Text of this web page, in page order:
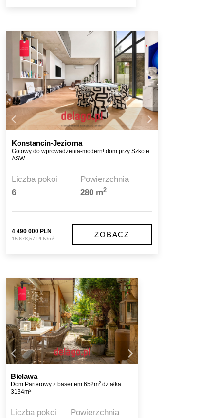
Konstancin-Jeziorna
Gotowy do wprowadzenia-modern! dom przy Szkole
ASW
Liczba pokoi
6
Powierzchnia
280 m2
4 490 000 PLN
15 678,57 PLN/m2 ZOBACZ
Bielawa
Dom Parterowy z basenem 652m2 działka
3134m2
Liczba pokoi
Powierzchnia